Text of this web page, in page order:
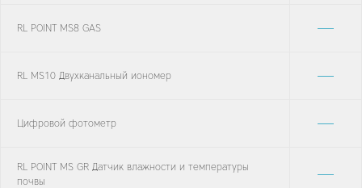
RL POINT MS8 GAS —
RL MS10 Двухканальный иономер —
Цифровой фотометр —
RL POINT MS GR Датчик влажности и температуры
почвы
—